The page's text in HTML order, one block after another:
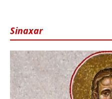
Sinaxar